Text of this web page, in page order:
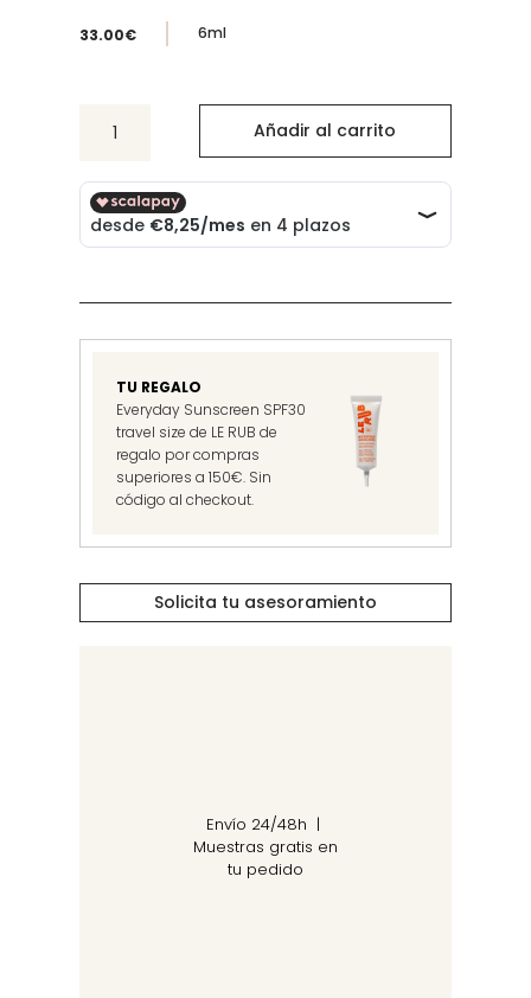
33.00€ 6ml
Beauty
Azalea
cantidad
Añadir al carrito
TU REGALO
Everyday Sunscreen SPF30
travel size de LE RUB de
regalo por compras
superiores a 150€. Sin
código al checkout.
Solicita tu asesoramiento
Envío 24/48h |
Muestras gratis en
tu pedido